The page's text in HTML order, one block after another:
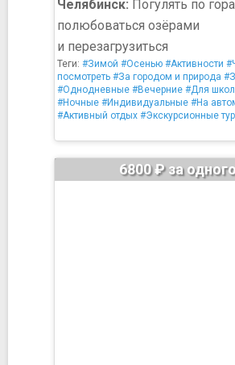
Челябинск: Погулять по
полюбоваться озёрами
и перезагрузиться
Теги: #Зимой #Осенью #Активности
посмотреть #За городом и природа
#Однодневные #Вечерние #Для
#Ночные #Индивидуальные #На
#Активный отдых #Экскурсионные
6800 ₽ за